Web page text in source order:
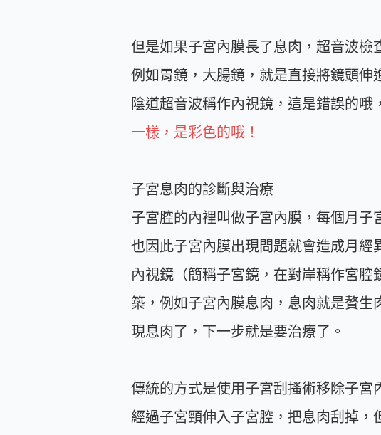
但是如果子宮內膜長了息肉，超音波
例如胃鏡，大腸鏡，就是直接將鏡頭
陰道超音波稱作內視鏡，這是錯誤的
一樣，是彩色的哦！
子宮息肉的診斷與治療
子宮腔的內裡叫做子宮內膜，每個月子
也因此子宮內膜出現問題就會造成月
內視鏡（簡稱子宮鏡，在對岸稱作宮
築，例如子宮內膜息肉，息肉就是贅
現息肉了，下一步就是要治療了。
傳統的方式是使用子宮刮搔術移除子
經過子宮頸伸入子宮腔，把息肉刮掉